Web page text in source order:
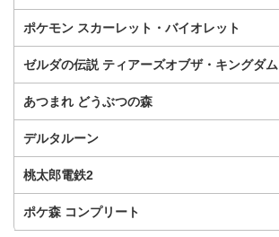
ポケモン スカーレット・バイオレット
ゼルダの伝説 ティアーズオブザ・キングダム
あつまれ どうぶつの森
デルタルーン
桃太郎電鉄2
ポケ森 コンプリート